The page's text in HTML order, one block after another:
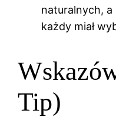
naturalnych, a
każdy miał
Tip)